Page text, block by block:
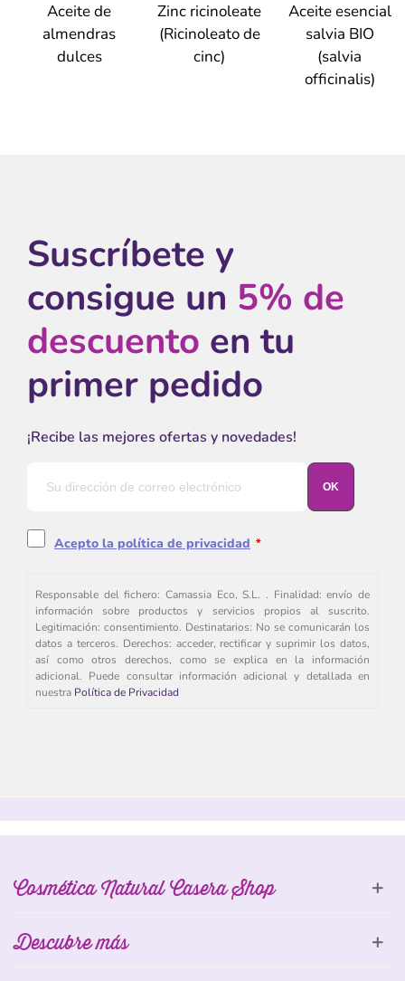
Aceite de
almendras
dulces
Zinc ricinoleate
(Ricinoleato de
cinc)
Aceite esencial
salvia BIO
(salvia
officinalis)
Suscríbete y
consigue un 5% de
descuento en tu
primer pedido
¡Recibe las mejores ofertas y novedades!
Acepto la política de privacidad *
Responsable del fichero: Camassia Eco, S.L. . Finalidad: envío de
información sobre productos y servicios propios al suscrito.
Legitimación: consentimiento. Destinatarios: No se comunicarán los
datos a terceros. Derechos: acceder, rectificar y suprimir los datos,
así como otros derechos, como se explica en la información
adicional. Puede consultar información adicional y detallada en
nuestra Política de Privacidad
Cosmética Natural Casera Shop
Descubre más